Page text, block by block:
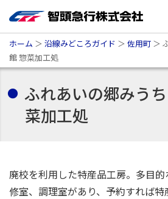
ホーム ＞ 沿線みどころガイド ＞ 佐用町 ＞
館 惣菜加工処
ふれあいの郷みう
菜加工処
廃校を利用した特産品工房。多目
修室、調理室があり、予約すれば特